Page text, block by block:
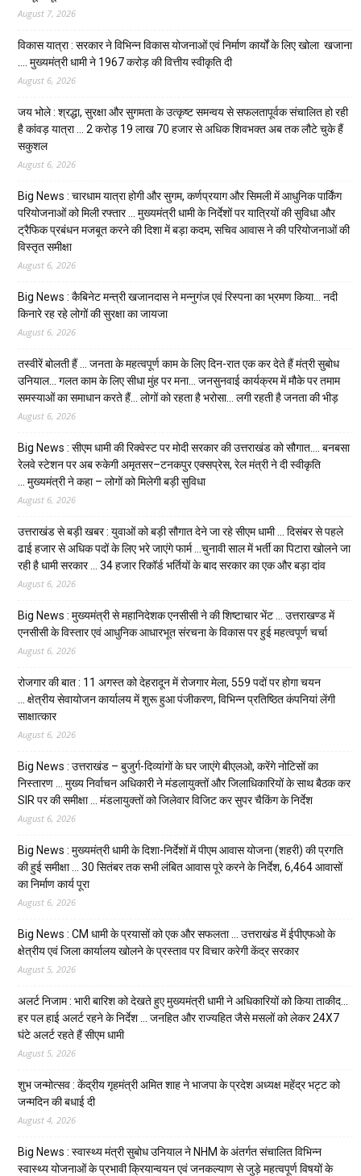
August 7, 2026
विकास यात्रा : सरकार ने विभिन्न विकास योजनाओं एवं निर्माण कार्यों के लिए खोला खजाना
…. मुख्यमंत्री धामी ने ₹1967 करोड़ की वित्तीय स्वीकृति दी
August 6, 2026
जय भोले : श्रद्धा, सुरक्षा और सुगमता के उत्कृष्ट समन्वय से सफलतापूर्वक संचालित हो रही
है कांवड़ यात्रा … 2 करोड़ 19 लाख 70 हजार से अधिक शिवभक्त अब तक लौटे चुके हैं
सकुशल
August 6, 2026
Big News : चारधाम यात्रा होगी और सुगम, कर्णप्रयाग और सिमली में आधुनिक पार्किंग
परियोजनाओं को मिली रफ्तार … मुख्यमंत्री धामी के निर्देशों पर यात्रियों की सुविधा और
ट्रैफिक प्रबंधन मजबूत करने की दिशा में बड़ा कदम, सचिव आवास ने की परियोजनाओं की
विस्तृत समीक्षा
August 6, 2026
Big News : कैबिनेट मन्त्री खजानदास ने मन्नुगंज एवं रिस्पना का भ्रमण किया… नदी
किनारे रह रहे लोगों की सुरक्षा का जायजा
August 6, 2026
तस्वीरें बोलती हैं … जनता के महत्वपूर्ण काम के लिए दिन-रात एक कर देते हैं मंत्री सुबोध
उनियाल… गलत काम के लिए सीधा मुंह पर मना… जनसुनवाई कार्यक्रम में मौके पर तमाम
समस्याओं का समाधान करते हैं… लोगों को रहता है भरोसा… लगी रहती है जनता की भीड़
August 6, 2026
Big News : सीएम धामी की रिक्वेस्ट पर मोदी सरकार की उत्तराखंड को सौगात…. बनबसा
रेलवे स्टेशन पर अब रुकेगी अमृतसर–टनकपुर एक्सप्रेस, रेल मंत्री ने दी स्वीकृति
… मुख्यमंत्री ने कहा – लोगों को मिलेगी बड़ी सुविधा
August 6, 2026
उत्तराखंड से बड़ी खबर : युवाओं को बड़ी सौगात देने जा रहे सीएम धामी … दिसंबर से पहले
ढाई हजार से अधिक पदों के लिए भरे जाएंगे फार्म …चुनावी साल में भर्ती का पिटारा खोलने जा
रही है धामी सरकार … 34 हजार रिकॉर्ड भर्तियों के बाद सरकार का एक और बड़ा दांव
August 6, 2026
Big News : मुख्यमंत्री से महानिदेशक एनसीसी ने की शिष्टाचार भेंट … उत्तराखण्ड में
एनसीसी के विस्तार एवं आधुनिक आधारभूत संरचना के विकास पर हुई महत्वपूर्ण चर्चा
August 6, 2026
रोजगार की बात : 11 अगस्त को देहरादून में रोजगार मेला, 559 पदों पर होगा चयन
… क्षेत्रीय सेवायोजन कार्यालय में शुरू हुआ पंजीकरण, विभिन्न प्रतिष्ठित कंपनियां लेंगी
साक्षात्कार
August 6, 2026
Big News : उत्तराखंड – बुजुर्ग-दिव्यांगों के घर जाएंगे बीएलओ, करेंगे नोटिसों का
निस्तारण … मुख्य निर्वाचन अधिकारी ने मंडलायुक्तों और जिलाधिकारियों के साथ बैठक कर
SIR पर की समीक्षा … मंडलायुक्तों को जिलेवार विजिट कर सुपर चैकिंग के निर्देश
August 6, 2026
Big News : मुख्यमंत्री धामी के दिशा-निर्देशों में पीएम आवास योजना (शहरी) की प्रगति
की हुई समीक्षा … 30 सितंबर तक सभी लंबित आवास पूरे करने के निर्देश, 6,464 आवासों
का निर्माण कार्य पूरा
August 6, 2026
Big News : CM धामी के प्रयासों को एक और सफलता … उत्तराखंड में ईपीएफओ के
क्षेत्रीय एवं जिला कार्यालय खोलने के प्रस्ताव पर विचार करेगी केंद्र सरकार
August 5, 2026
अलर्ट निजाम : भारी बारिश को देखते हुए मुख्यमंत्री धामी ने अधिकारियों को किया ताकीद…
हर पल हाई अलर्ट रहने के निर्देश … जनहित और राज्यहित जैसे मसलों को लेकर 24X7
घंटे अलर्ट रहते हैं सीएम धामी
August 5, 2026
शुभ जन्मोत्सव : केंद्रीय गृहमंत्री अमित शाह ने भाजपा के प्रदेश अध्यक्ष महेंद्र भट्ट को
जन्मदिन की बधाई दी
August 4, 2026
Big News : स्वास्थ्य मंत्री सुबोध उनियाल ने NHM के अंतर्गत संचालित विभिन्न
स्वास्थ्य योजनाओं के प्रभावी क्रियान्वयन एवं जनकल्याण से जुड़े महत्वपूर्ण विषयों के